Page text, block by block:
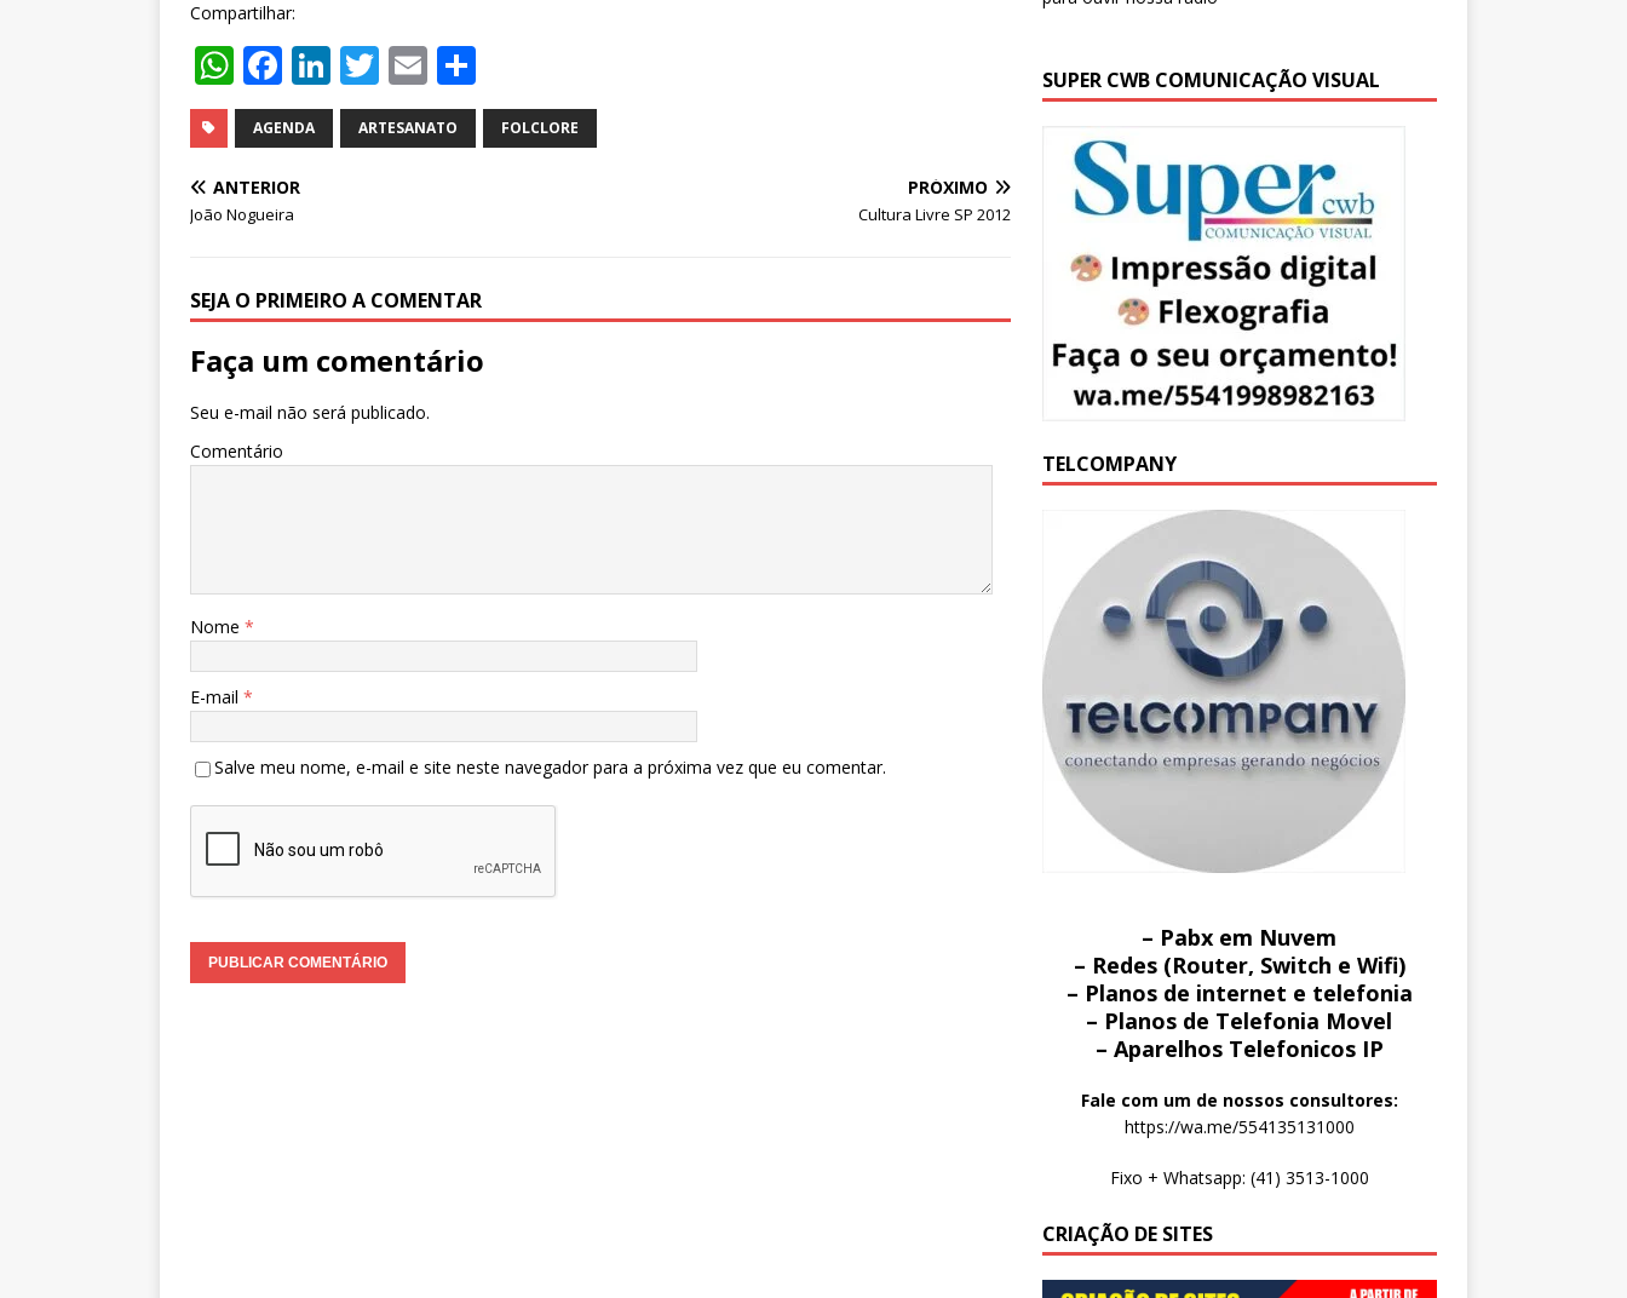
Compartilhar:
W
h
at
s
A
p
F
a
c
e
b
o
k
Li
n
k
T
w
it
E
m
ai
h
ar
AGENDA ARTESANATO FOLCLORE
ANTERIOR
João Nogueira
PRÓXIMO
Cultura Livre SP 2012
SEJA O PRIMEIRO A COMENTAR
Faça um comentário
Seu e-mail não será publicado.
Comentário
Nome *
E-mail *
Salve meu nome, e-mail e site neste navegador para a próxima vez que eu comentar.
SUPER CWB COMUNICAÇÃO VISUAL
TELCOMPANY
– Pabx em Nuvem
– Redes (Router, Switch e Wifi)
– Planos de internet e telefonia
– Planos de Telefonia Movel
– Aparelhos Telefonicos IP
Fale com um de nossos consultores:
https://wa.me/554135131000
Fixo + Whatsapp: (41) 3513-1000
CRIAÇÃO DE SITES